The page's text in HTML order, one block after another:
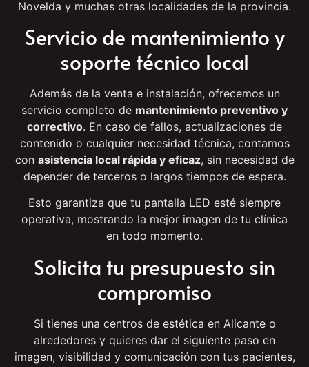
Alicante capital, Elche, Torrevieja, Benidorm, Santa
Novelda y muchas otras localidades de la provincia.
Servicio de mantenimiento y
soporte técnico local
Además de la venta e instalación, ofrecemos un
servicio completo de mantenimiento preventivo y
correctivo. En caso de fallos, actualizaciones de
contenido o cualquier necesidad técnica, contamos
con
asistencia local rápida y eficaz, sin necesidad de
depender de terceros o largos tiempos de espera.
Esto garantiza que tu pantalla LED esté siempre
en todo momento.
Solicita tu presupuesto sin
compromiso
Si tienes una centros de estética en Alicante o